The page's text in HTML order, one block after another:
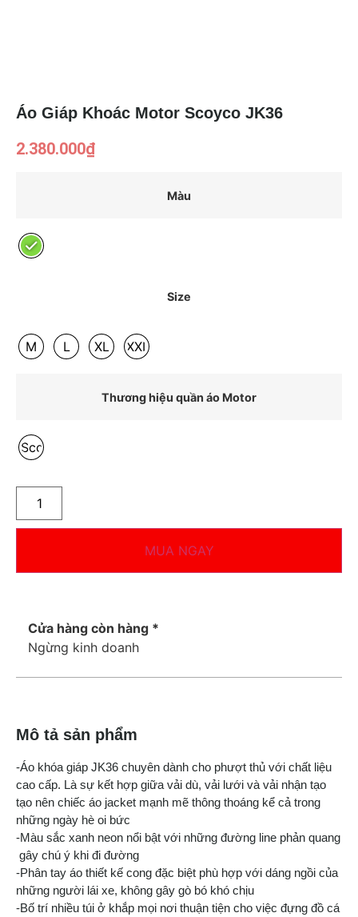
Áo Giáp Khoác Motor Scoyco JK36
2.380.000₫
Màu
Size
M L XL XXL
Thương hiệu quần áo Motor
Scoyco
MUA NGAY
Cửa hàng còn hàng *
Ngừng kinh doanh
Mô tả sản phẩm
-Áo khóa giáp JK36 chuyên dành cho phượt thủ với chất liệu
cao cấp. Là sự kết hợp giữa vải dù, vải lưới và vải nhận tạo
tạo nên chiếc áo jacket mạnh mẽ thông thoáng kể cả trong
những ngày hè oi bức
-Màu sắc xanh neon nổi bật với những đường line phản quang
gây chú ý khi đi đường
-Phân tay áo thiết kế cong đặc biệt phù hợp với dáng ngồi của
những người lái xe, không gây gò bó khó chịu
-Bố trí nhiều túi ở khắp mọi nơi thuận tiện cho việc đựng đồ cá